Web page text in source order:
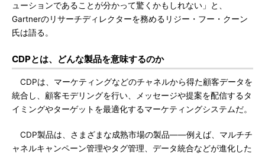
ューションであることが分かって驚くかもしれない」と、
Gartnerのリサーチディレクターを務めるリジー・フー・クーン
氏は語る。
CDPとは、どんな製品を意味するのか
CDPは、マーケティングなどのチャネルから得た顧客データを
統合し、顧客モデリングを行い、メッセージや提案を配信するタ
イミングやターゲットを最適化するマーケティングシステムだ。
CDP製品は、さまざまな成熟市場の製品――例えば、マルチチ
ャネルキャンペーン管理やタグ管理、データ統合などが進化した